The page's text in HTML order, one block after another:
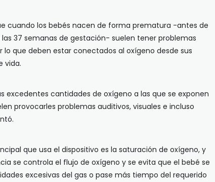
cuando los bebés nacen de forma prematura -antes de
37 semanas de gestación- suelen tener problemas
lo que deben estar conectados al oxígeno desde sus
vida.
excedentes cantidades de oxígeno a las que se exponen
provocarles problemas auditivos, visuales e incluso
que usa el dispositivo es la saturación de oxígeno, y
se controla el flujo de oxígeno y se evita que el bebé se
excesivas del gas o pase más tiempo del requerido